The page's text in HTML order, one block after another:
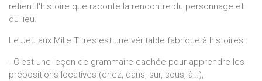
retient l'histoire que raconte la rencontre du personnage et
du lieu.
Le Jeu aux Mille Titres est une véritable fabrique à histoires :
- C'est une leçon de grammaire cachée pour apprendre les
prépositions locatives (chez, dans, sur, sous, à…),